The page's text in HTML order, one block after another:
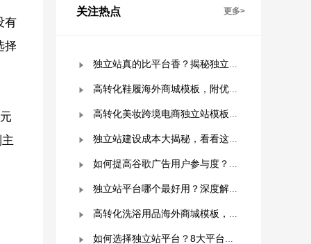
有
择
关注热点 更多>